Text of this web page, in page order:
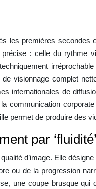
les premières
: celle du rythme
visionnage complet
internationales de
communication
permet de produire
par
d’image. Elle
ou de la progression
une coupe brusque